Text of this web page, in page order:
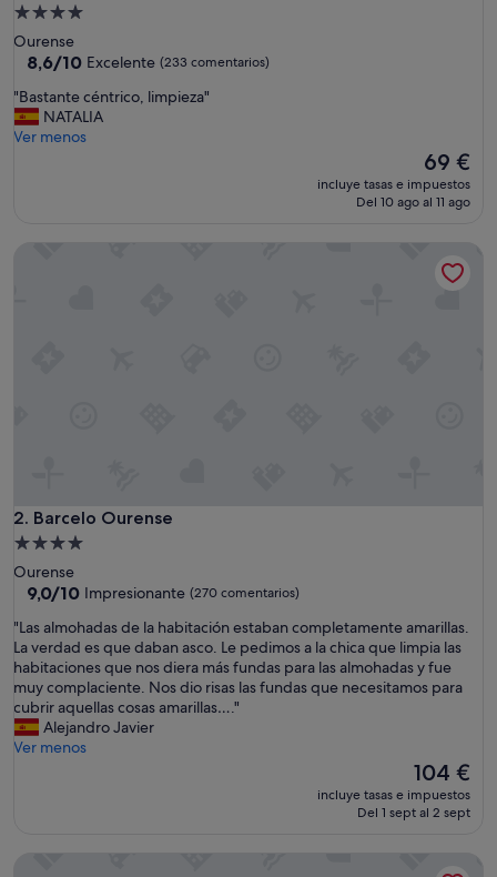
Alojamiento
de
4.0 estrellas
Ourense
8.6
10,
Excelente,
(233 comentarios)
8,6/10 Excelente (233 comentarios)
"
B
a
p
e
z
"Bastante céntrico, limpieza"
NATALIA
Ver menos
El
precio
actual
69 €
incluye tasas e impuestos
Del 10 ago al 11 ago
2. Barcelo Ourense
Barcelo Ourense
Alojamiento
de
4.0 estrellas
Ourense
9.0
10,
Impresionante,
(270 comentarios)
9,0/10 Impresionante (270 comentarios)
"
L
a
s
a
l
m
"Las almohadas de la habitación estaban completamente amarillas.
La verdad es que daban asco. Le pedimos a la chica que limpia las
habitaciones que nos diera más fundas para las almohadas y fue
muy complaciente. Nos dio risas las fundas que necesitamos para
cubrir aquellas cosas amarillas…."
Alejandro Javier
Ver menos
El
precio
actual
104 €
incluye tasas e impuestos
Del 1 sept al 2 sept